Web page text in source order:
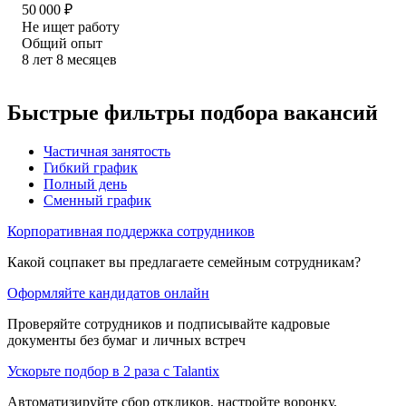
50 000 ₽
Не ищет работу
Общий опыт
8 лет 8 месяцев
Быстрые фильтры подбора вакансий
Частичная занятость
Гибкий график
Полный день
Сменный график
Корпоративная поддержка сотрудников
Какой соцпакет вы предлагаете семейным сотрудникам?
Оформляйте кандидатов онлайн
Проверяйте сотрудников и подписывайте кадровые
документы без бумаг и личных встреч
Ускорьте подбор в 2 раза с Talantix
Автоматизируйте сбор откликов, настройте воронку,